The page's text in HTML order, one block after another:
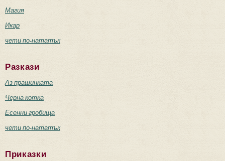
Магия
Икар
чети по-нататък
Разкази
Аз прашинката
Черна котка
Есенни гробища
чети по-нататък
Приказки